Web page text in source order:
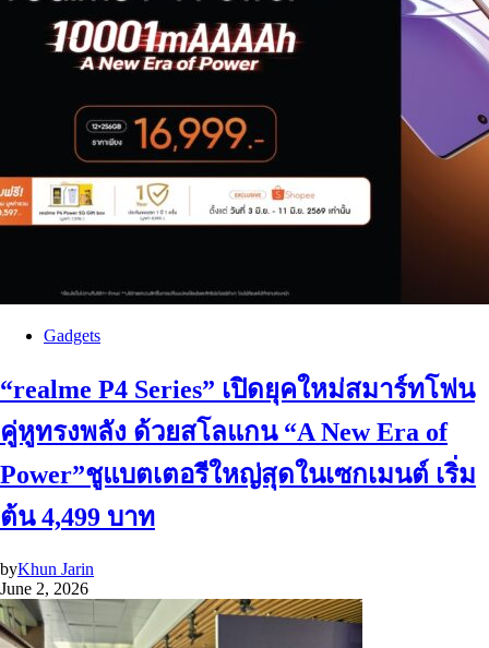
Gadgets
“realme P4 Series” เปิดยุคใหม่สมาร์ทโฟน
คู่หูทรงพลัง ด้วยสโลแกน “A New Era of
Power”ชูแบตเตอรีใหญ่สุดในเซกเมนต์ เริ่ม
ต้น 4,499 บาท
byKhun Jarin
June 2, 2026